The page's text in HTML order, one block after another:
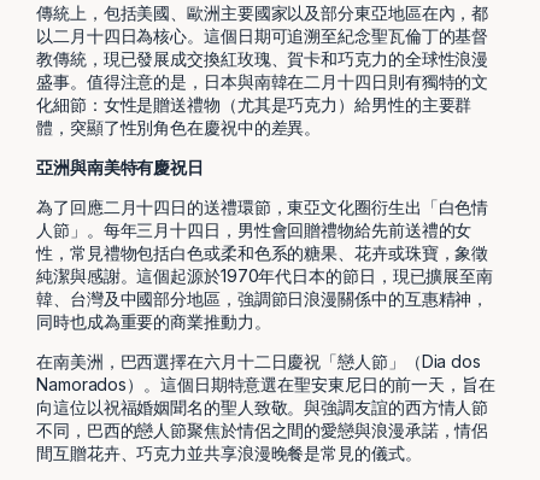
傳統上，包括美國、歐洲主要國家以及部分東亞地區在內，都
以二月十四日為核心。這個日期可追溯至紀念聖瓦倫丁的基督
教傳統，現已發展成交換紅玫瑰、賀卡和巧克力的全球性浪漫
盛事。值得注意的是，日本與南韓在二月十四日則有獨特的文
化細節：女性是贈送禮物（尤其是巧克力）給男性的主要群
體，突顯了性別角色在慶祝中的差異。
亞洲與南美特有慶祝日
為了回應二月十四日的送禮環節，東亞文化圈衍生出「白色情
人節」。每年三月十四日，男性會回贈禮物給先前送禮的女
性，常見禮物包括白色或柔和色系的糖果、花卉或珠寶，象徵
純潔與感謝。這個起源於1970年代日本的節日，現已擴展至南
韓、台灣及中國部分地區，強調節日浪漫關係中的互惠精神，
同時也成為重要的商業推動力。
在南美洲，巴西選擇在六月十二日慶祝「戀人節」（Dia dos
Namorados）。這個日期特意選在聖安東尼日的前一天，旨在
向這位以祝福婚姻聞名的聖人致敬。與強調友誼的西方情人節
不同，巴西的戀人節聚焦於情侶之間的愛戀與浪漫承諾，情侶
間互贈花卉、巧克力並共享浪漫晚餐是常見的儀式。